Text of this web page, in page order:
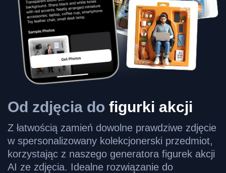
Od zdjęcia do figurki akcji
Z łatwością zamień dowolne prawdziwe zdjęcie
w spersonalizowany kolekcjonerski przedmiot,
korzystając z naszego generatora figurek akcji
AI ze zdjęcia. Idealne rozwiązanie do